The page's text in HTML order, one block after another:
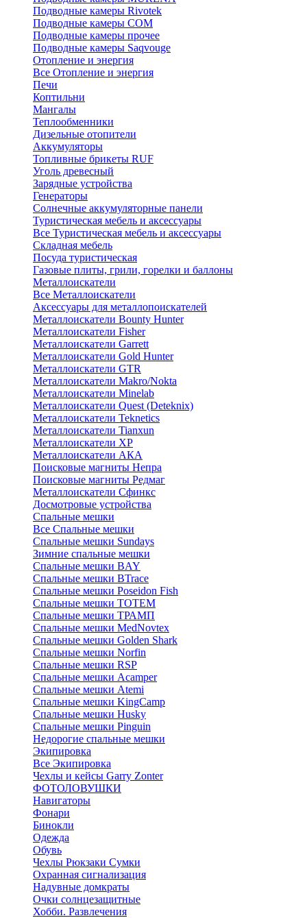
Подводные камеры Rivotek
Подводные камеры СОМ
Подводные камеры прочее
Подводные камеры Saqvouge
Отопление и энергия
Все Отопление и энергия
Печи
Коптильни
Мангалы
Теплообменники
Дизельные отопители
Аккумуляторы
Топливные брикеты RUF
Уголь древесный
Зарядные устройства
Генераторы
Солнечные аккумуляторные панели
Туристическая мебель и аксессуары
Все Туристическая мебель и аксессуары
Складная мебель
Посуда туристическая
Газовые плиты, грили, горелки и баллоны
Металлоискатели
Все Металлоискатели
Аксессуары для металлопоискателей
Металлоискатели Bounty Hunter
Металлоискатели Fisher
Металлоискатели Garrett
Металлоискатели Gold Hunter
Металлоискатели GTR
Металлоискатели Makro/Nokta
Металлоискатели Minelab
Металлоискатели Quest (Deteknix)
Металлоискатели Teknetics
Металлоискатели Tianxun
Металлоискатели XP
Металлоискатели АКА
Поисковые магниты Непра
Поисковые магниты Редмаг
Металлоискатели Сфинкс
Досмотровые устройства
Спальные мешки
Все Спальные мешки
Спальные мешки Sundays
Зимние спальные мешки
Спальные мешки BAY
Спальные мешки BTrace
Спальные мешки Poseidon Fish
Спальные мешки ТОТЕМ
Спальные мешки ТРАМП
Cпальные мешки MedNovtex
Спальные мешки Golden Shark
Спальные мешки Norfin
Спальные мешки RSP
Спальные мешки Acamper
Спальные мешки Atemi
Спальные мешки KingCamp
Спальные мешки Husky
Спальные мешки Pinguin
Недорогие спальные мешки
Экипировка
Все Экипировка
Чехлы и кейсы Garry Zonter
ФОТОЛОВУШКИ
Навигаторы
Фонари
Бинокли
Одежда
Обувь
Чехлы Рюкзаки Сумки
Охранная сигнализация
Надувные домкраты
Очки солнцезащитные
Хобби. Развлечения